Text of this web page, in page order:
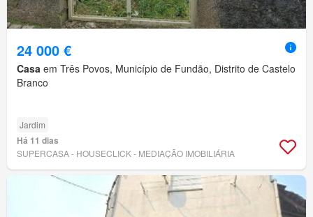
24 000 €
Casa em Três Povos, Município de Fundão, Distrito de Castelo
Branco
Jardim
Há 11 dias
SUPERCASA - HOUSECLICK - MEDIAÇÃO IMOBILIÁRIA